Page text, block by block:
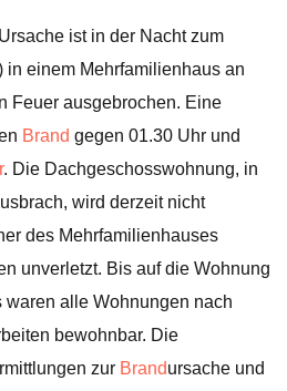
ist in der Nacht zum
in einem Mehrfamilienhaus an
Feuer ausgebrochen. Eine
Brand gegen 01.30 Uhr und
. Die Dachgeschosswohnung, in
wird derzeit nicht
des Mehrfamilienhauses
unverletzt. Bis auf die Wohnung
waren alle Wohnungen nach
bewohnbar. Die
zur Brandursache und